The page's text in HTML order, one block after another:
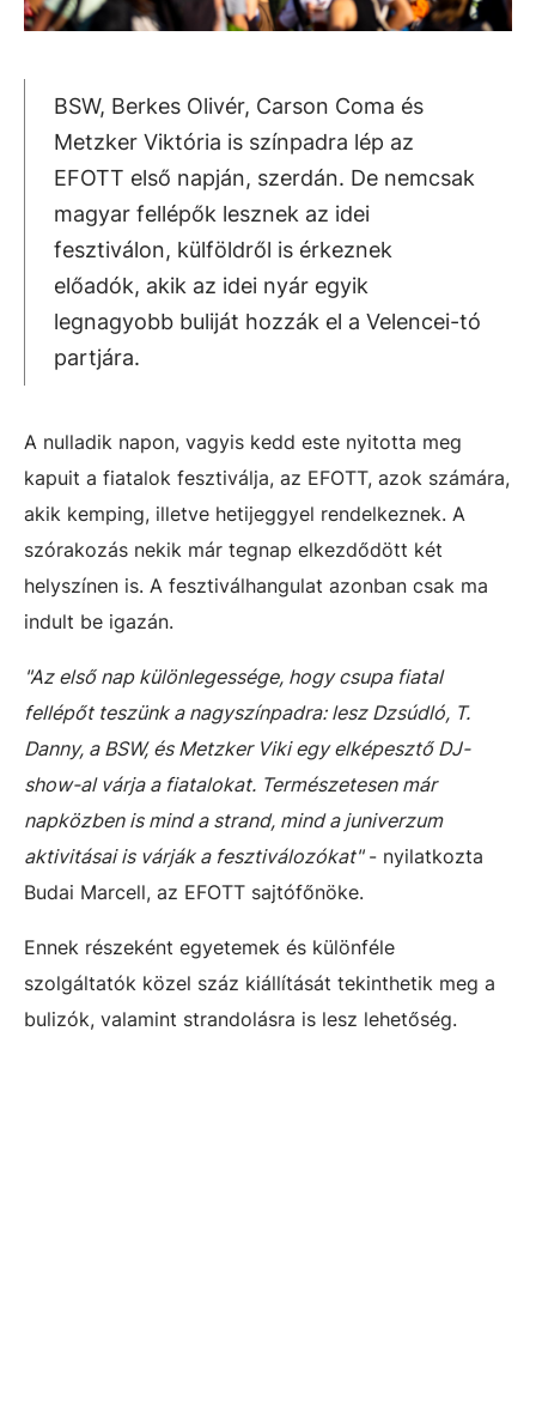
BSW, Berkes Olivér, Carson Coma és
Metzker Viktória is színpadra lép az
EFOTT első napján, szerdán. De nemcsak
magyar fellépők lesznek az idei
fesztiválon, külföldről is érkeznek
előadók, akik az idei nyár egyik
legnagyobb buliját hozzák el a Velencei-tó
partjára.
A nulladik napon, vagyis kedd este nyitotta meg
kapuit a fiatalok fesztiválja, az EFOTT, azok számára,
akik kemping, illetve hetijeggyel rendelkeznek. A
szórakozás nekik már tegnap elkezdődött két
helyszínen is. A fesztiválhangulat azonban csak ma
indult be igazán.
"Az első nap különlegessége, hogy csupa fiatal
fellépőt teszünk a nagyszínpadra: lesz Dzsúdló, T.
Danny, a BSW, és Metzker Viki egy elképesztő DJ-
show-al várja a fiatalokat. Természetesen már
napközben is mind a strand, mind a juniverzum
aktivitásai is várják a fesztiválozókat"- nyilatkozta
Budai Marcell, az EFOTT sajtófőnöke.
Ennek részeként egyetemek és különféle
szolgáltatók közel száz kiállítását tekinthetik meg a
bulizók, valamint strandolásra is lesz lehetőség.